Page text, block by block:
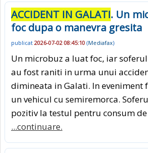
ACCIDENT IN GALATI. Un
foc dupa o manevra gresita
publicat 2026-07-02 08:45:10 (Mediafax)
Un microbuz a luat foc, iar
au fost raniti in urma unui
dimineata in Galati. In eveniment
un vehicul cu semiremorca.
pozitiv la testul pentru consum
...continuare.